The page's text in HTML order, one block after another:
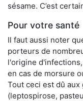
sésame. C’est
Pour votre santé
Il faut aussi noter
porteurs de
l'origine
en cas de morsure
Tout ceci est dû
(leptospirose,